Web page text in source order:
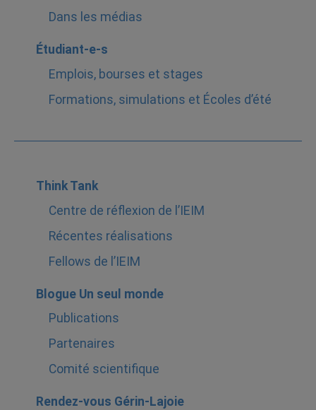
Dans les médias
Étudiant-e-s
Emplois, bourses et stages
Formations, simulations et Écoles d’été
Think Tank
Centre de réflexion de l’IEIM
Récentes réalisations
Fellows de l’IEIM
Blogue Un seul monde
Publications
Partenaires
Comité scientifique
Rendez-vous Gérin-Lajoie